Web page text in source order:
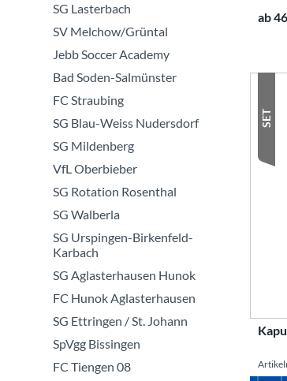
SG Lasterbach
SV Melchow/Grüntal
Jebb Soccer Academy
Bad Soden-Salmünster
FC Straubing
SG Blau-Weiss Nudersdorf
SG Mildenberg
VfL Oberbieber
SG Rotation Rosenthal
SG Walberla
SG Urspingen-Birkenfeld-
Karbach
SG Aglasterhausen Hunok
FC Hunok Aglasterhausen
SG Ettringen / St. Johann
SpVgg Bissingen
FC Tiengen 08
ab
SET